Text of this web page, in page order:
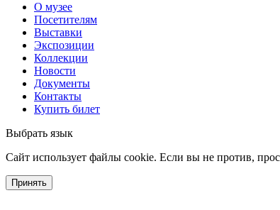
О музее
Посетителям
Выставки
Экспозиции
Коллекции
Новости
Документы
Контакты
Купить билет
Выбрать язык
Cайт использует файлы cookie. Если вы не против,
Принять